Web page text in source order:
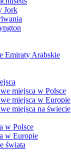
Jork
Emiraty Arabskie
miejsca w Polsce
miejsca w Europie
miejsca na świecie
w Polsce
w Europie
świata